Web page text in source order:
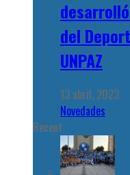
del
UNPAZ
13 abril, 2023
Novedades
Recent